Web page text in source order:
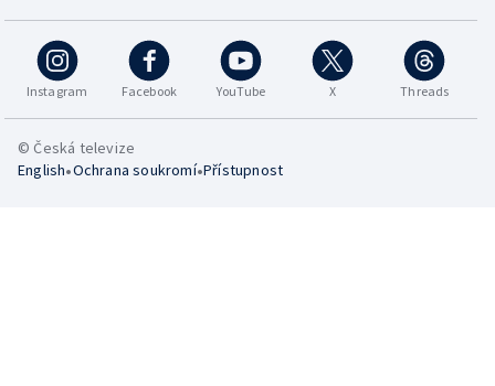
Instagram Facebook YouTube X Threads
© Česká televize
English•Ochrana soukromí•Přístupnost